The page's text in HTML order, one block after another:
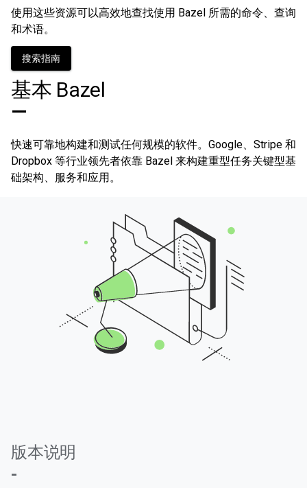
使用这些资源可以高效地查找使用 Bazel 所需的命令、查询
和术语。
搜索指南
基本 Bazel
—
快速可靠地构建和测试任何规模的软件。Google、Stripe 和
Dropbox 等行业领先者依靠 Bazel 来构建重型任务关键型基
础架构、服务和应用。
版本说明
-